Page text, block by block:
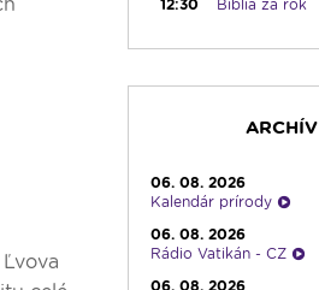
12:30
Biblia za rok
Dianou
Infolumen
19:00
Ruženec svetla
19:30
Vešpery
ARCHÍV
06. 08. 2026
Kalendár prírody
06. 08. 2026
Rádio Vatikán - CZ
06. 08. 2026